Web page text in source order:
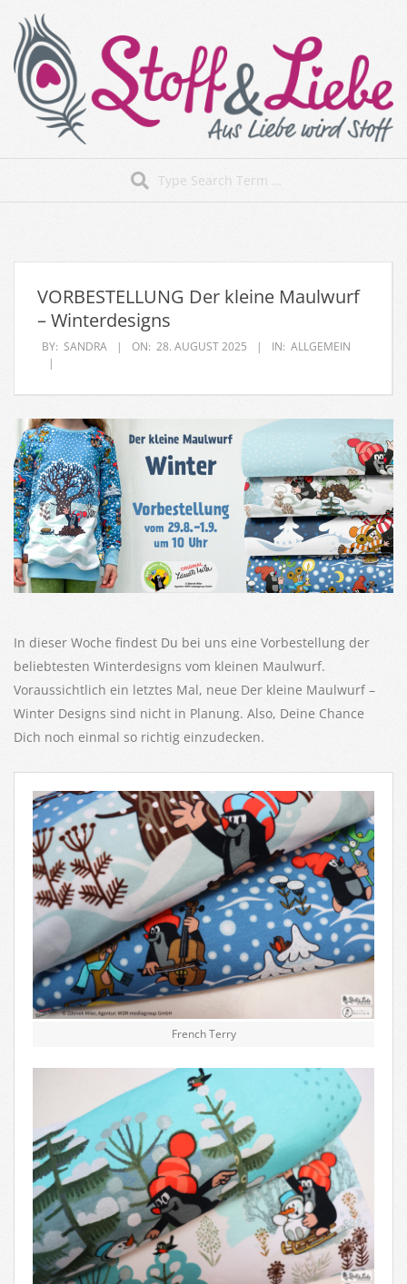
content
Stoff&Liebe
Menu
VORBESTELLUNG Der kleine Maulwurf
– Winterdesigns
BY: SANDRA ON: 28. AUGUST 2025 IN: ALLGEMEIN
In dieser Woche findest Du bei uns eine Vorbestellung der
beliebtesten Winterdesigns vom kleinen Maulwurf.
Voraussichtlich ein letztes Mal, neue Der kleine Maulwurf –
Winter Designs sind nicht in Planung. Also, Deine Chance
Dich noch einmal so richtig einzudecken.
French Terry